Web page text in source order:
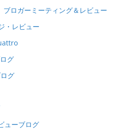
ロガーミーティング＆レビュー
・レビュー
グ
グ
ューブログ